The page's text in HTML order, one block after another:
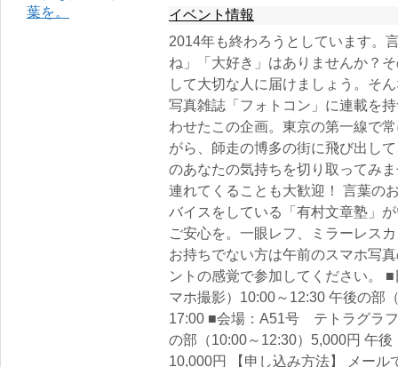
イベント情報
2014年も終わろうとしています。
ね」「大好き」はありませんか？
して大切な人に届けましょう。そ
写真雑誌「フォトコン」に連載を
わせたこの企画。東京の第一線で
がら、師走の博多の街に飛び出し
のあなたの気持ちを切り取ってみ
連れてくることも大歓迎！ 言葉の
バイスをしている「有村文章塾」
ご安心を。一眼レフ、ミラーレス
お持ちでない方は午前のスマホ写
ントの感覚で参加してください。
マホ撮影）10:00～12:30 午後の部
17:00 ■会場：A51号 テトラグラ
の部（10:00～12:30）5,000円 午
10,000円 【申し込み方法】 メール